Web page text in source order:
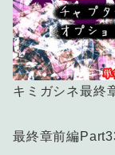
キミガシネ最終
最終章前編